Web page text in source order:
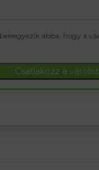
abba, hogy a
Csatlakozz a